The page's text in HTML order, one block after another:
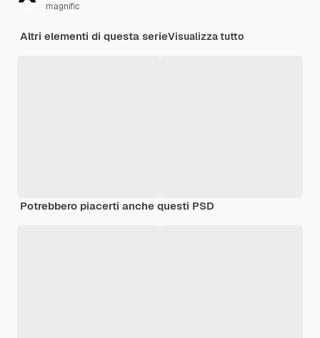
magnific
Altri elementi di questa serieVisualizza tutto
Potrebbero piacerti anche questi PSD